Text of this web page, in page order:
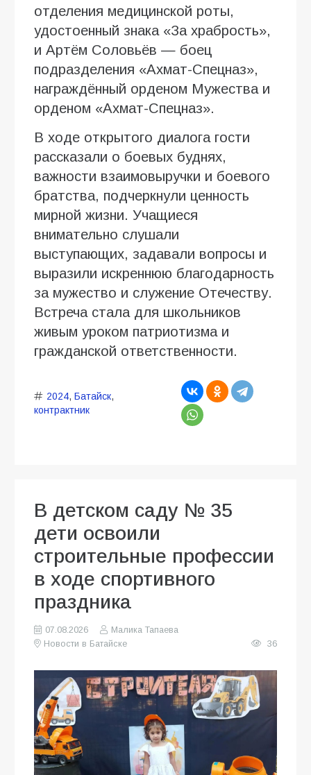
отделения медицинской роты,
удостоенный знака «За храбрость»,
и Артём Соловьёв — боец
подразделения «Ахмат-Спецназ»,
награждённый орденом Мужества и
орденом «Ахмат-Спецназ».
В ходе открытого диалога гости
рассказали о боевых буднях,
важности взаимовыручки и боевого
братства, подчеркнули ценность
мирной жизни. Учащиеся
внимательно слушали
выступающих, задавали вопросы и
выразили искреннюю благодарность
за мужество и служение Отечеству.
Встреча стала для школьников
живым уроком патриотизма и
гражданской ответственности.
2024, Батайск,
контрактник
В детском саду № 35
дети освоили
строительные профессии
в ходе спортивного
праздника
07.08.2026
Малика Тапаева
Новости в Батайске
36